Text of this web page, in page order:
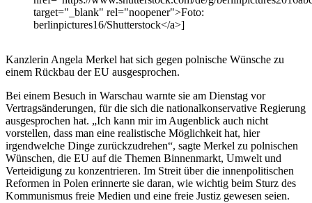
target="_blank" rel="noopener">Foto:
berlinpictures16/Shutterstock</a>]
Kanzlerin Angela Merkel hat sich gegen polnische Wünsche zu
einem Rückbau der EU ausgesprochen.
Bei einem Besuch in Warschau warnte sie am Dienstag vor
Vertragsänderungen, für die sich die nationalkonservative Regierung
ausgesprochen hat. „Ich kann mir im Augenblick auch nicht
vorstellen, dass man eine realistische Möglichkeit hat, hier
irgendwelche Dinge zurückzudrehen“, sagte Merkel zu polnischen
Wünschen, die EU auf die Themen Binnenmarkt, Umwelt und
Verteidigung zu konzentrieren. Im Streit über die innenpolitischen
Reformen in Polen erinnerte sie daran, wie wichtig beim Sturz des
Kommunismus freie Medien und eine freie Justiz gewesen seien.